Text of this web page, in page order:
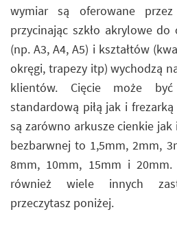
wymiar są oferowane
przycinając szkło akrylowe
(np. A3, A4, A5) i kształtów
okręgi, trapezy itp) wychodzą
klientów. Cięcie może
standardową piłą jak i
są zarówno arkusze cienkie
bezbarwnej to 1,5mm, 2mm,
8mm, 10mm, 15mm i
również wiele innych
przeczytasz poniżej.